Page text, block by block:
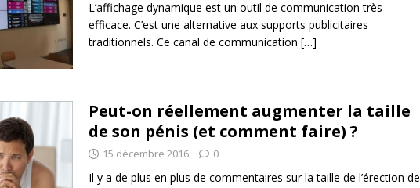
L’affichage dynamique est un outil de communication très
efficace. C’est une alternative aux supports publicitaires
traditionnels. Ce canal de communication […]
Peut-on réellement augmenter la taille
de son pénis (et comment faire) ?
15 décembre 2016 0
Il y a de plus en plus de commentaires sur la taille de l’érection de